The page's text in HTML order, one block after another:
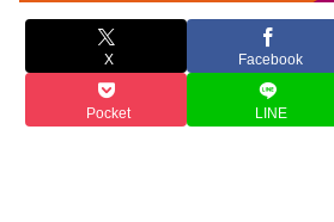
X Facebook
Pocket LINE